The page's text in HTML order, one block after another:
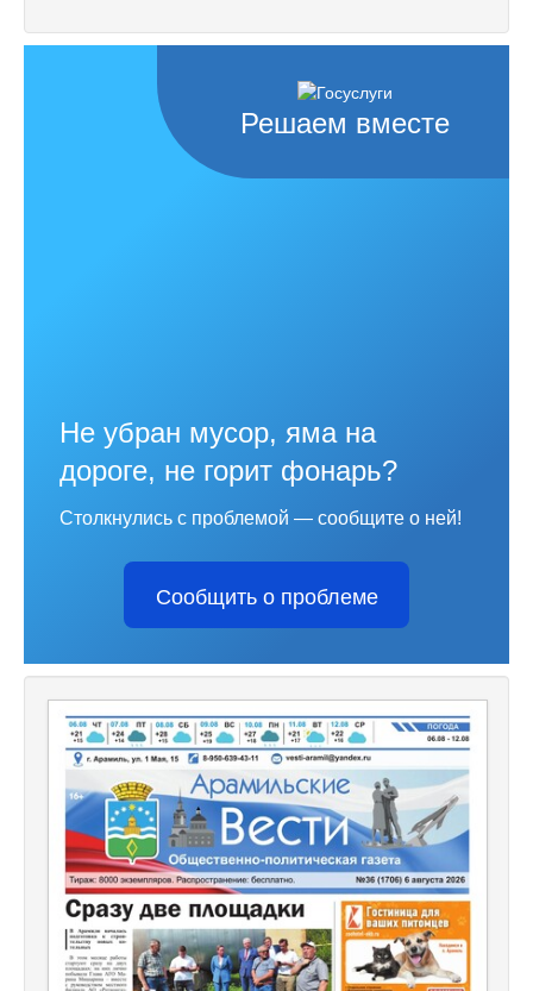
Решаем вместе
Не убран мусор, яма на
дороге, не горит фонарь?
Столкнулись с проблемой — сообщите о ней!
Сообщить о проблеме